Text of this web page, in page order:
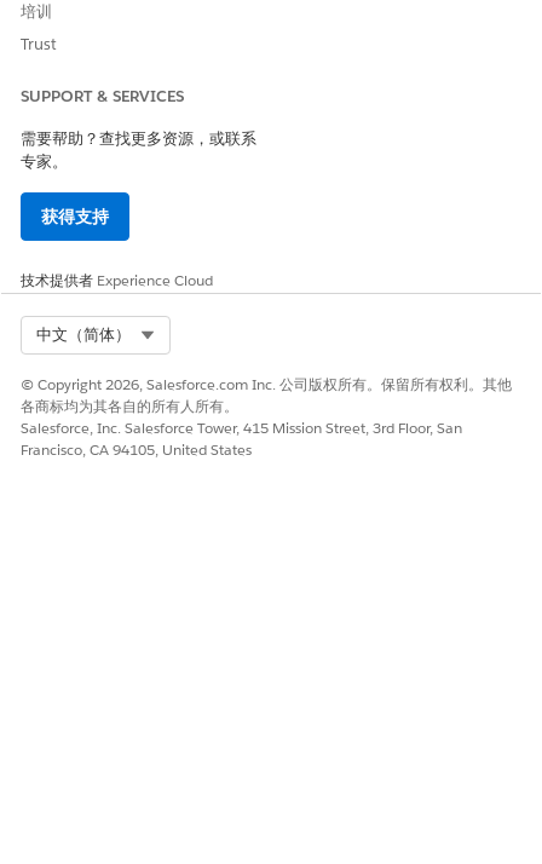
培训
Trust
SUPPORT & SERVICES
需要帮助？查找更多资源，或联系
专家。
获得支持
技术提供者 Experience Cloud
中文（简体）
© Copyright 2026, Salesforce.com Inc. 公司版权所有。保留所有权利。其他
各商标均为其各自的所有人所有。
Salesforce, Inc. Salesforce Tower, 415 Mission Street, 3rd Floor, San
Francisco, CA 94105, United States